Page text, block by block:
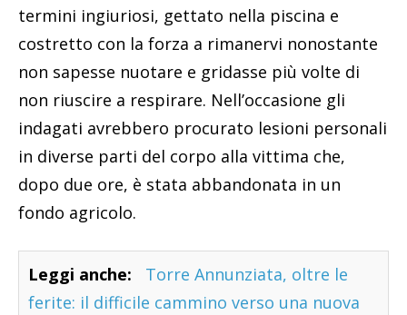
termini ingiuriosi, gettato nella piscina e
costretto con la forza a rimanervi nonostante
non sapesse nuotare e gridasse più volte di
non riuscire a respirare. Nell’occasione gli
indagati avrebbero procurato lesioni personali
in diverse parti del corpo alla vittima che,
dopo due ore, è stata abbandonata in un
fondo agricolo.
Leggi anche:
Torre Annunziata, oltre le
ferite: il difficile cammino verso una nuova